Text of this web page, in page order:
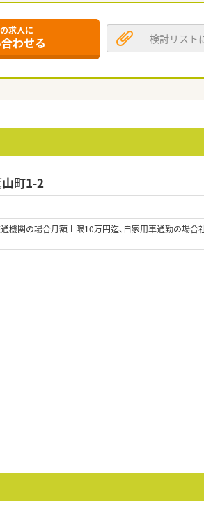
求人に
わせる 検討リスト
町1-2
機関の場合月額上限10万円迄、自家用車通勤の場合